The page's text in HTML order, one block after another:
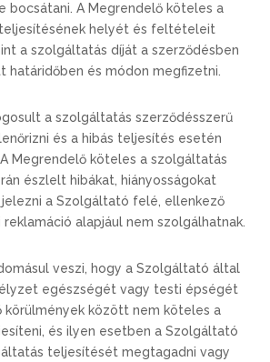
bocsátani. A Megrendelő köteles a
helyét és feltételeit
a szolgáltatás díját a szerződésben
határidőben és módon megfizetni.
a szolgáltatás szerződésszerű
és a hibás teljesítés esetén
Megrendelő köteles a szolgáltatás
észlelt hibákat, hiányosságokat
jelezni a Szolgáltató felé, ellenkező
alapjául nem szolgálhatnak.
veszi, hogy a Szolgáltató által
egészségét vagy testi épségét
között nem köteles a
és ilyen esetben a Szolgáltató
teljesítését megtagadni vagy